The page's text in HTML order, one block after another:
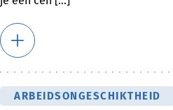
ARBEIDSONGESCHIKTHEID